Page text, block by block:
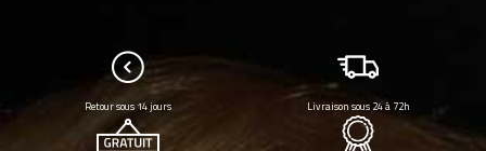
Retour sous 14 jours Livraison sous 24 à 72h